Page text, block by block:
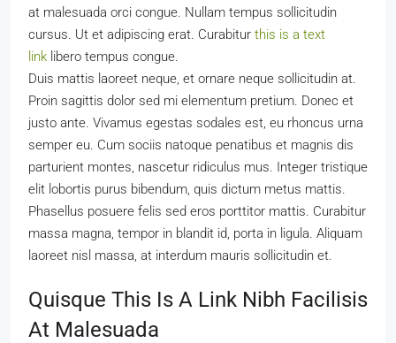
at malesuada orci congue. Nullam tempus sollicitudin
cursus. Ut et adipiscing erat. Curabitur this is a text
link libero tempus congue.
Duis mattis laoreet neque, et ornare neque sollicitudin at.
Proin sagittis dolor sed mi elementum pretium. Donec et
justo ante. Vivamus egestas sodales est, eu rhoncus urna
semper eu. Cum sociis natoque penatibus et magnis dis
parturient montes, nascetur ridiculus mus. Integer tristique
elit lobortis purus bibendum, quis dictum metus mattis.
Phasellus posuere felis sed eros porttitor mattis. Curabitur
massa magna, tempor in blandit id, porta in ligula. Aliquam
laoreet nisl massa, at interdum mauris sollicitudin et.
Quisque This Is A Link Nibh Facilisis
At Malesuada